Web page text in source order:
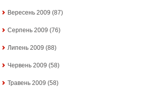
Вересень 2009 (87)
Серпень 2009 (76)
Липень 2009 (88)
Червень 2009 (58)
Травень 2009 (58)